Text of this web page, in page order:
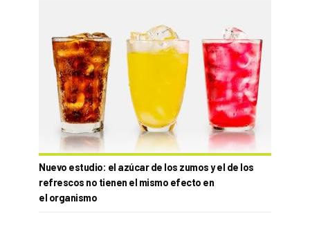
Nuevo estudio: el azúcar de los zumos y el de los
refrescos no tienen el mismo efecto en
el organismo